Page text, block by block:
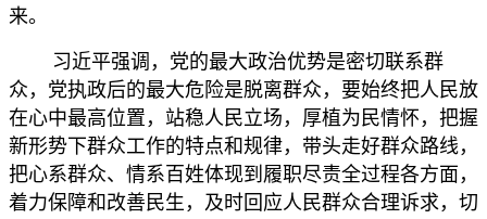
来。
习近平强调，党的最大政治优势是密切联系群
众，党执政后的最大危险是脱离群众，要始终把人民放
在心中最高位置，站稳人民立场，厚植为民情怀，把握
新形势下群众工作的特点和规律，带头走好群众路线，
把心系群众、情系百姓体现到履职尽责全过程各方面，
着力保障和改善民生，及时回应人民群众合理诉求，切